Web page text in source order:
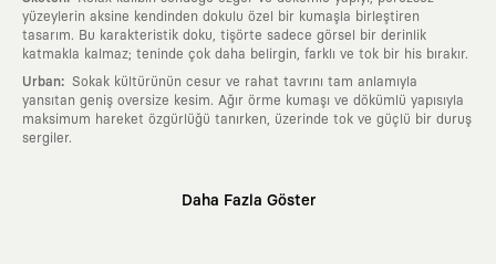
yüzeylerin aksine kendinden dokulu özel bir kumaşla birleştiren
tasarım. Bu karakteristik doku, tişörte sadece görsel bir derinlik
katmakla kalmaz; teninde çok daha belirgin, farklı ve tok bir his bırakır.
Urban: Sokak kültürünün cesur ve rahat tavrını tam anlamıyla
yansıtan geniş oversize kesim. Ağır örme kumaşı ve dökümlü yapısıyla
maksimum hareket özgürlüğü tanırken, üzerinde tok ve güçlü bir duruş
sergiler.
Daha Fazla Göster